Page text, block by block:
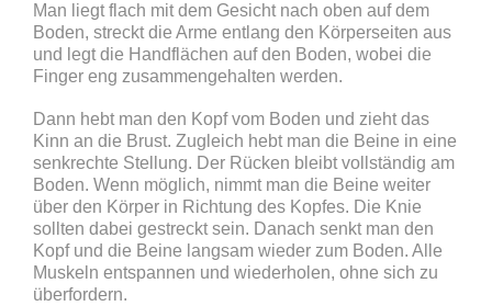
Man liegt flach mit dem Gesicht nach oben auf dem
Boden, streckt die Arme entlang den Körperseiten aus
und legt die Handflächen auf den Boden, wobei die
Finger eng zusammengehalten werden.
Dann hebt man den Kopf vom Boden und zieht das
Kinn an die Brust. Zugleich hebt man die Beine in eine
senkrechte Stellung. Der Rücken bleibt vollständig am
Boden. Wenn möglich, nimmt man die Beine weiter
über den Körper in Richtung des Kopfes. Die Knie
sollten dabei gestreckt sein. Danach senkt man den
Kopf und die Beine langsam wieder zum Boden. Alle
Muskeln entspannen und wiederholen, ohne sich zu
überfordern.